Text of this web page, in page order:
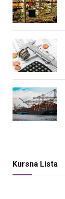
Kursna Lista